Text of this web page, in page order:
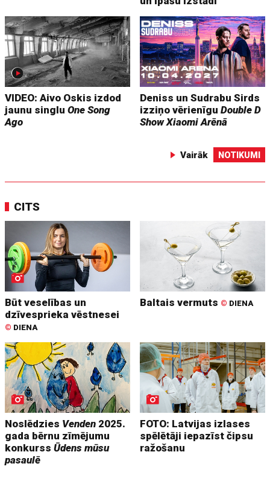
VIDEO: Aivo Oskis izdod
jaunu singluOne Song
Ago
Deniss un Sudrabu Sirds
izziņo vērienīguDouble D
Show Xiaomi Arēnā
Vairāk NOTIKUMI
CITS
Būt veselības un
dzīvesprieka vēstnesei
© DIENA
Baltais vermuts © DIENA
Noslēdzies Venden 2025.
gada bērnu zīmējumu
konkurssŪdens mūsu
pasaulē
FOTO: Latvijas izlases
spēlētāji iepazīst čipsu
ražošanu